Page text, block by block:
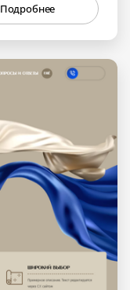
Подробнее